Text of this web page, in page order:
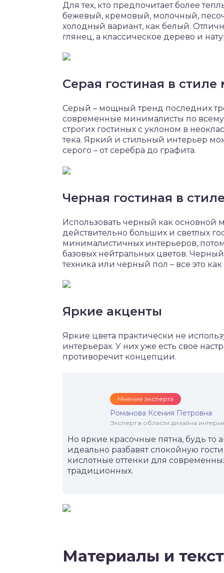
Для тех, кто предпочитает более
бежевый, кремовый, молочный,
холодный вариант, как белый.
глянец, а классическое дерево и
Серая гостиная в
Серый – мощный тренд последних
современные минималисты по
строгих гостиных с уклоном в
тека. Яркий и стильный интерьер
серого – от серебра до графита.
Черная гостиная в
Использовать черный как основной
действительно больших и светлых
минималистичных интерьеров,
базовых нейтральных цветов.
техника или черный пол – все это как
Яркие акценты
Яркие цвета практически не
интерьерах. У них уже есть свое
противоречит концепции.
Мнение эксперта
Романова Ксения Петровна
Эксперт в области дизайна
Но яркие красочные пятна, будь то
идеально разбавят спокойную
кислотные оттенки для
традиционных.
Материалы и